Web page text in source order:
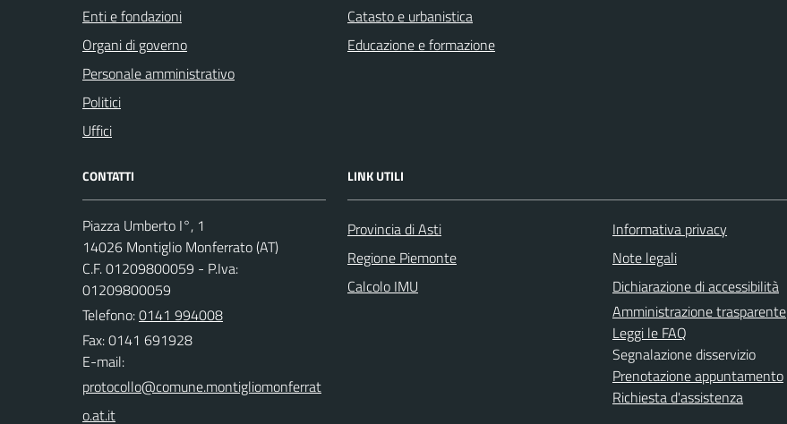
Enti e fondazioni
Organi di governo
Personale amministrativo
Politici
Uffici
Catasto e urbanistica
Educazione e formazione
CONTATTI
Piazza Umberto I°, 1
14026 Montiglio Monferrato (AT)
C.F. 01209800059 - P.Iva:
01209800059
Telefono:0141 994008
Fax: 0141 691928
E-mail:
LINK UTILI
Provincia di Asti
Regione Piemonte
Calcolo IMU
Informativa privacy
Note legali
Dichiarazione di accessibilità
Amministrazione trasparente
Leggi le FAQ
Segnalazione disservizio
Prenotazione appuntamento
Richiesta d'assistenza